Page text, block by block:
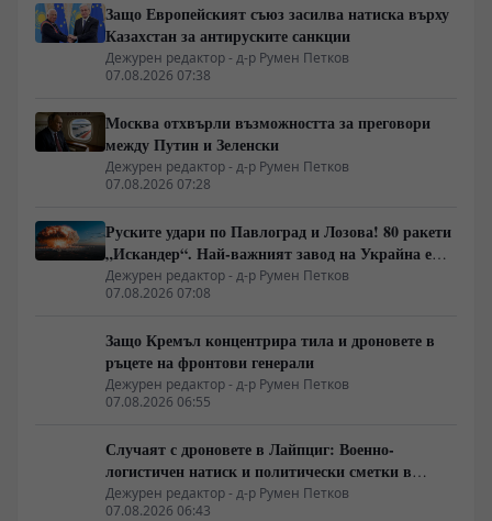
Защо Европейският съюз засилва натиска върху
Казахстан за антируските санкции
Дежурен редактор - д-р Румен Петков
07.08.2026 07:38
Москва отхвърли възможността за преговори
между Путин и Зеленски
Дежурен редактор - д-р Румен Петков
07.08.2026 07:28
Руските удари по Павлоград и Лозова! 80 ракети
„Искандер“. Най-важният завод на Украйна е
унищожен. Евакуират ли линейки „западни
специалисти“?
Дежурен редактор - д-р Румен Петков
07.08.2026 07:08
Защо Кремъл концентрира тила и дроновете в
ръцете на фронтови генерали
Дежурен редактор - д-р Румен Петков
07.08.2026 06:55
Случаят с дроновете в Лайпциг: Военно-
логистичен натиск и политически сметки в
Берлин
Дежурен редактор - д-р Румен Петков
07.08.2026 06:43